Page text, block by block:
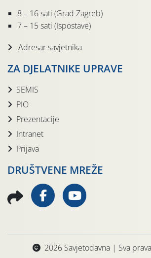
8 – 16 sati (Grad Zagreb)
7 – 15 sati (Ispostave)
Adresar savjetnika
ZA DJELATNIKE UPRAVE
SEMIS
PIO
Prezentacije
Intranet
Prijava
DRUŠTVENE MREŽE
2026 Savjetodavna | Sva